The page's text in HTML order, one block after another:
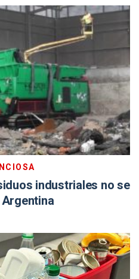
industriales no se